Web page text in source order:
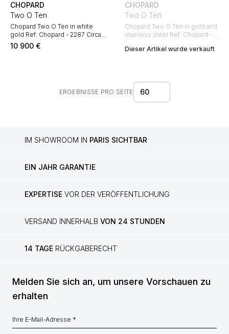
CHOPARD
Two O Ten
Chopard Two O Ten in white
gold Ref: Chopard - 2287 Circa
2000
10 900 €
CHOPARD
Two O Ten
Chopard Two O Ten in gold and
stainless steel Ref: Chopard -
Dieser Artikel wurde verkauft
ERGEBNISSE PRO SEITE 60
IM SHOWROOM IN PARIS SICHTBAR
EIN JAHR GARANTIE
EXPERTISE VOR DER VERÖFFENTLICHUNG
VERSAND INNERHALB VON 24 STUNDEN
14 TAGE RÜCKGABERECHT
Melden Sie sich an, um unsere Vorschauen zu
erhalten